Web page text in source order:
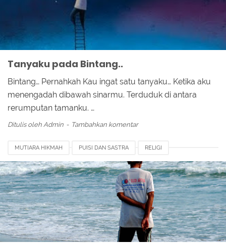
Tanyaku pada Bintang..
Bintang… Pernahkah Kau ingat satu tanyaku… Ketika aku
menengadah dibawah sinarmu. Terduduk di antara
rerumputan tamanku. …
Ditulis oleh Admin Tambahkan komentar
MUTIARA HIKMAH PUISI DAN SASTRA RELIGI